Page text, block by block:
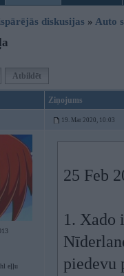
diskusijas » Auto
Atbildēt
Ziņojums
19. Mar 2020, 10:03
eļļu
25 Feb
1. Xado
piedevu